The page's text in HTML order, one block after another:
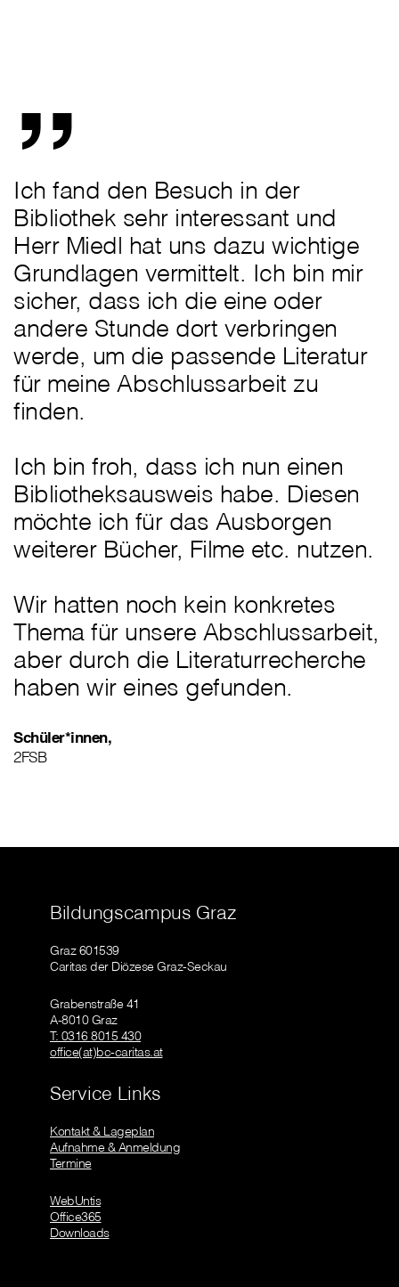
„
Ich fand den Besuch in der
Bibliothek sehr interessant und
Herr Miedl hat uns dazu wichtige
Grundlagen vermittelt. Ich bin mir
sicher, dass ich die eine oder
andere Stunde dort verbringen
werde, um die passende Literatur
für meine Abschlussarbeit zu
finden.
Ich bin froh, dass ich nun einen
Bibliotheksausweis habe. Diesen
möchte ich für das Ausborgen
weiterer Bücher, Filme etc. nutzen.
Wir hatten noch kein konkretes
Thema für unsere Abschlussarbeit,
aber durch die Literaturrecherche
haben wir eines gefunden.
Schüler*innen,
2FSB
Bildungscampus Graz
Graz 601539
Caritas der Diözese Graz-Seckau
Grabenstraße 41
A-8010 Graz
T: 0316 8015 430
office(at)bc-caritas.at
Service Links
Kontakt & Lageplan
Aufnahme & Anmeldung
Termine
WebUntis
Office365
Downloads